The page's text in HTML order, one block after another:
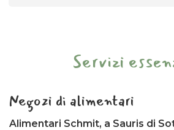
gestita da 2 movieri, per un
al di fuori degli orari previsti di
FVG.
invitiamo a consultare le linee
Servizi
Negozi di alimentari
Alimentari Schmit, a Sauris di